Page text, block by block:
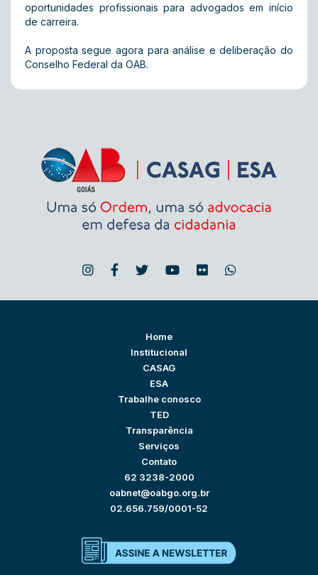
oportunidades profissionais para advogados em início
de carreira.
A proposta segue agora para análise e deliberação do
Conselho Federal da OAB.
Home
Institucional
CASAG
ESA
Trabalhe conosco
TED
Transparência
Serviços
Contato
62 3238-2000
oabnet@oabgo.org.br
02.656.759/0001-52